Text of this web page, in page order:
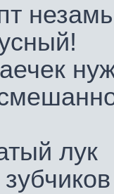
лук